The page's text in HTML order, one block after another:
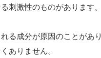
刺激性のものがあります。
る成分が原因のことがあ
ありません。